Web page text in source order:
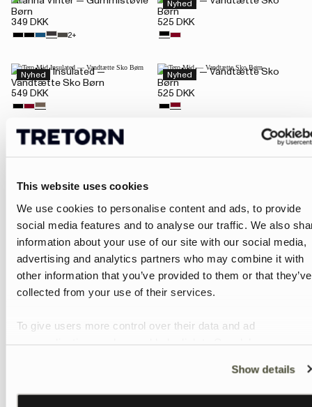
This website uses cookies
We use cookies to personalise content and ads, to provide
social media features and to analyse our traffic. We also
information about your use of our site with our social media,
advertising and analytics partners who may combine it with
other information that you’ve provided to them or that they’ve
collected from your use of their services.
To give users more control over their data and ad
Learn more about Google’s Personalisation and Control
settingshere
Show details
Børn
349 DKK
2+
Nyhed
Børn
525 DKK
Nyhed
Tero Mid Insulated —
Vandtætte Sko Børn
549 DKK
Nyhed
Tero Mid — Vandtætte Sko
Børn
525 DKK
Aktiv Chelsea Winter — Foret
Aktiv Chelsea — Gummistøvle
Ven — Gummistøvle Børn
279 DKK
Gränna — Gummistøvle Børn
299 DKK
2+
Naven — Foret Støvle Børn
Nyhed
Aktiv Chelsea Winter — Foret
425 DKK